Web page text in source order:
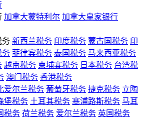
加拿大蒙特利尔 加拿大皇家银行
务 新西兰税务 印度税务 蒙古国税务 印
务 菲律宾税务 泰国税务 马来西亚税务
越南税务 柬埔寨税务 日本税务 台湾税
澳门税务 香港税务
爱尔兰税务 葡萄牙税务 捷克税务 立陶
堡税务 土耳其税务 塞浦路斯税务 马耳
税务 荷兰税务 爱尔兰税务 英国税务